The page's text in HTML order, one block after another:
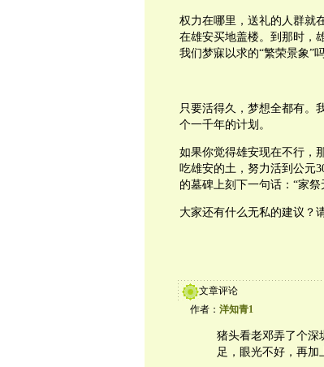
权力在哪里，送礼的人群就
在雄安买地盖楼。到那时，
我们梦寐以求的“繁荣景象”
只要活得久，梦想全都有。
个一千年的计划。
如果你觉得雄安现在不行，
吃雄安的土，努力活到公元
的墓碑上刻下一句话：“家
大家还有什么无私的建议？
文章评论
作者： 洋知青1
猪头看老邓弄了个深
足，眼光不好，再加